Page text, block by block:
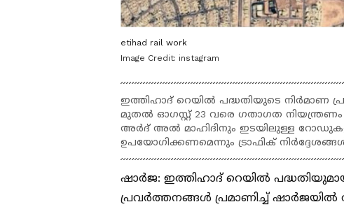
etihad rail work
Image Credit: instagram
ഇത്തിഹാദ് റെയിൽ പദ്ധതിയുടെ നിർമാണ
മുതൽ ഓഗസ്റ്റ് 23 വരെ ഗതാഗത നിയന്ത്രണം
അർദ് അൽ മാഹിദിനും ഇടയിലുള്ള
ഉപയോഗിക്കണമെന്നും ട്രാഫിക്
ഷാർജ: ഇത്തിഹാദ് റെയിൽ
പ്രവർത്തനങ്ങൾ പ്രമാണിച്ച്